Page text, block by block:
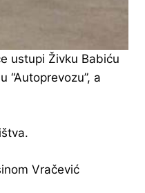
ustupi Živku Babiću
a
Vračević